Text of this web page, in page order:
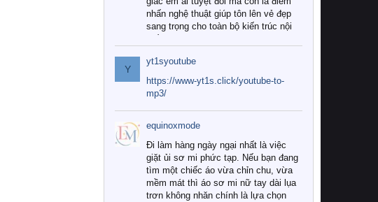
nhấn nghệ thuật giúp tôn lên vẻ đẹp
sang trọng cho toàn bộ kiến trúc nội
Tuy nhiên, giữa thị trường đa dạng
với vô vàn thương hiệu và mẫu mã
như hiện nay, làm thế nào để chọn
được những bộ chăn ga gối đệm cao
cấp thực sự chất lượng, phù hợp với
khí hậu và nhu cầu sử dụng của gia
đình? Hãy cùng chúng tôi đi tìm lời
giải đáp chi tiết qua bài viết dưới đây.
1. Tại sao các gia đình hiện đại lại ưa
chuộng chăn ga gối đệm cao cấp?
Y
yt1syoutube
https://www-yt1s.click/youtube-to-
mp3/
equinoxmode
Đi làm hàng ngày ngại nhất là việc
giặt ủi sơ mi phức tạp. Nếu bạn đang
tìm một chiếc áo vừa chỉn chu, vừa
mềm mát thì áo sơ mi nữ tay dài lụa
trơn không nhăn chính là lựa chọn